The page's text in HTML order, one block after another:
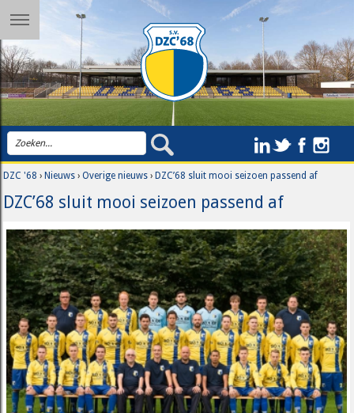
DZC '68 ›Nieuws ›Overige nieuws ›DZC’68 sluit mooi seizoen passend af
DZC’68 sluit mooi seizoen passend af